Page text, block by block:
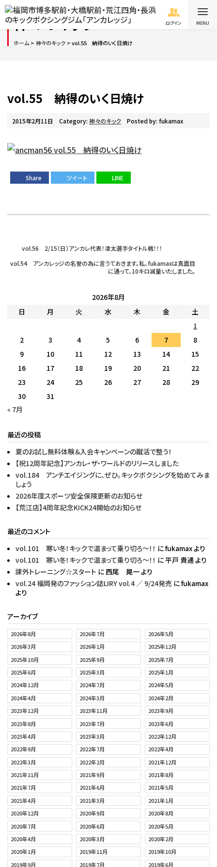
ログイン
神々のキック
ホーム 神々のキック vol.55 納得のいく日焼け
vol.55 納得のいく日焼け
2015年2月11日 Category: 神々のキック Posted by: fukamax
Share ツイート LINE
vol.56 2/15（日）アンカレ代表！凌太選手タイトル戦！！！
vol.54 アンカレッジの名誉の為に言うておきます。私、fukamaxは真面目
に通って、10キロ減量いたしました。
2026年8月
日
月 火 水 木 金
土
1
2
3 4 5 6 7
8
9
10 11 12 13 14
15
16
17 18 19 20 21
22
23
24 25 26 27 28
29
30
31
« 7月
最近の投稿
夏のお試し無料体験＆入会キャンペーンの蹴活で整う！
【祝12周年記念】アンカレ・ザ・ワールドのリリースしました
vol.184 アンチエイジングに、ぜひ。キックボクシングを始めてみま
しょう
2026年度スポーツ安全保険更新のお知らせ
【荒江店】4周年記念KICK24開始のお知らせ
最近のコメント
vol.101 寒い冬！キックで温まって乗り切ろ〜！！ にfukamaxより
vol.101 寒い冬！キックで温まって乗り切ろ〜！！ に平戸 貴通 より
課外トレーニング☆スタート に 西尾 晃一より
vol.24 福岡発のファッション誌LIRY vol.4 ／ 9/24発売 にfukamax
より
アーカイブ
2026年8月 2026年7月
2026年5月
2026年3月
2026年1月
2025年12月
2025年10月
2025年9月
2025年7月
2025年6月
2025年3月
2025年1月
2024年12月
2024年7月
2024年5月
2024年4月
2024年3月
2024年2月
2023年12月
2023年11月
2023年9月
2023年8月
2023年7月
2023年6月
2023年4月
2023年3月
2022年12月
2022年9月
2022年7月
2022年4月
2022年3月
2022年2月
2021年12月
2021年11月
2021年9月
2021年8月
2021年7月
2021年6月
2021年5月
2021年4月
2021年3月
2021年1月
2020年12月
2020年9月
2020年8月
2020年7月
2020年6月
2020年5月
2020年4月
2020年3月
2020年2月
2020年1月
2019年11月
2019年10月
2019年9月
2019年7月
2019年6月